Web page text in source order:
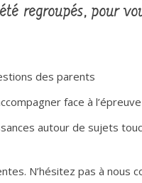
regroupés, pour
des parents
face à
autour de sujets
N’hésitez pas à nous